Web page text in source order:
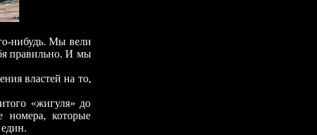
нибудь. Мы вели
правильно. И мы
властей на то,
«жигуля» до
номера, которые